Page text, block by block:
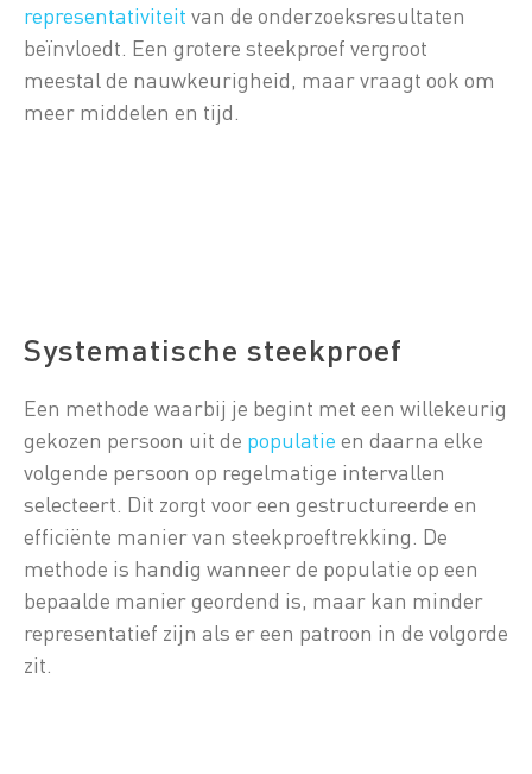
representativiteit van de onderzoeksresultaten
beïnvloedt. Een grotere steekproef vergroot
meestal de nauwkeurigheid, maar vraagt ook om
meer middelen en tijd.
Systematische steekproef
Een methode waarbij je begint met een willekeurig
gekozen persoon uit de populatie en daarna elke
volgende persoon op regelmatige intervallen
selecteert. Dit zorgt voor een gestructureerde en
efficiënte manier van steekproeftrekking. De
methode is handig wanneer de populatie op een
bepaalde manier geordend is, maar kan minder
representatief zijn als er een patroon in de volgorde
zit.